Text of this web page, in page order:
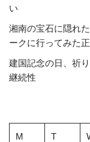
い
湘南の宝石に隠れ
ークに行ってみた
建国記念の日、祈
継続性
M T